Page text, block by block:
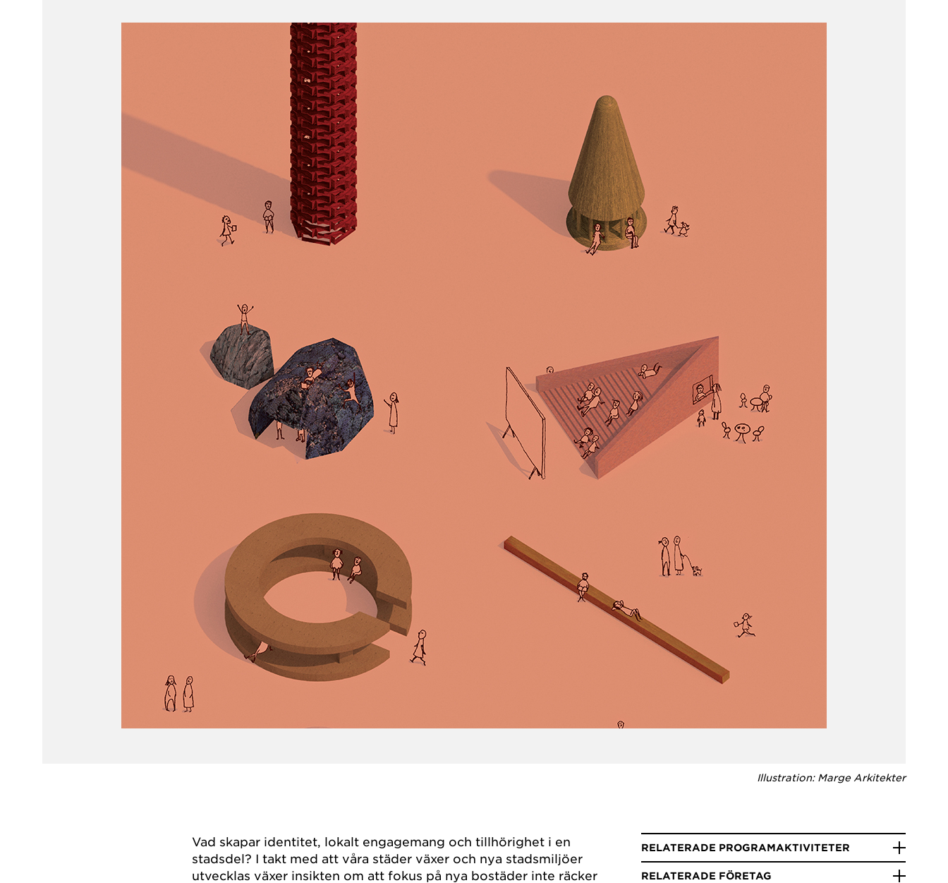
Illustration: Marge Arkitekter
Vad skapar identitet, lokalt engagemang och tillhörighet i en
stadsdel? I takt med att våra städer växer och nya stadsmiljöer
utvecklas växer insikten om att fokus på nya bostäder inte räcker
RELATERADE PROGRAMAKTIVITETER
RELATERADE FÖRETAG